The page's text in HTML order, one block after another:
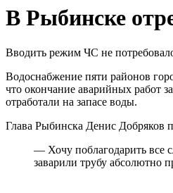
В Рыбинске
Вводить режим ЧС не
Водоснабжение пяти районов
что окончание аварийных работ
отработали на запасе воды.
Глава Рыбинска Денис Добряков
— Хочу поблагодарить все
заварили трубу абсолютно